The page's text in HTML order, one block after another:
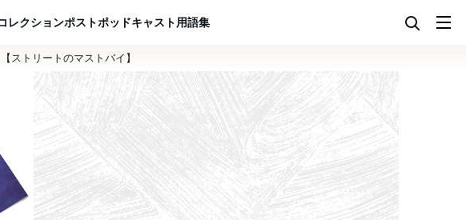
レクションポストポッドキャスト用語集
トリートのマストバイ】